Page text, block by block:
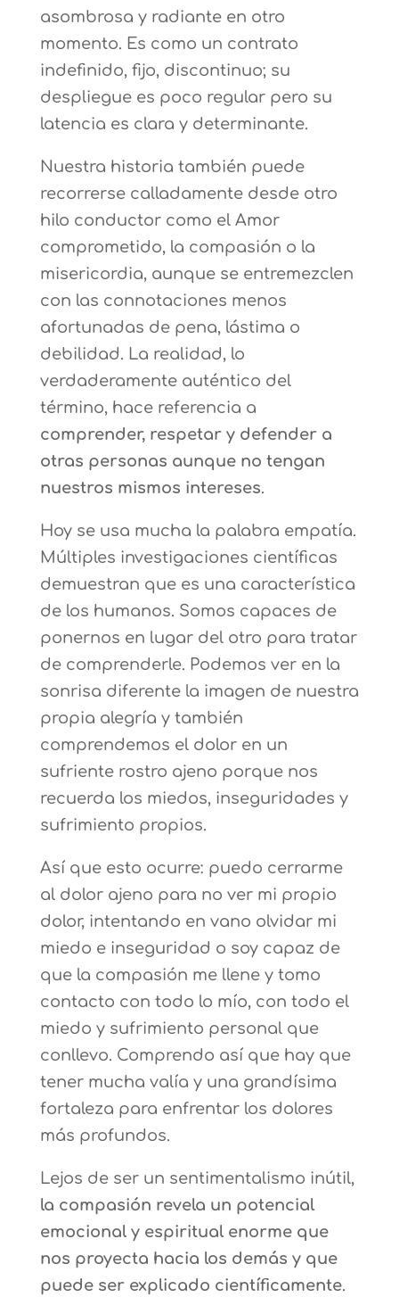
asombrosa y radiante en otro
momento. Es como un contrato
indefinido, fijo, discontinuo; su
despliegue es poco regular pero su
latencia es clara y determinante.
Nuestra historia también puede
recorrerse calladamente desde otro
hilo conductor como el Amor
comprometido, la compasión o la
misericordia, aunque se entremezclen
con las connotaciones menos
afortunadas de pena, lástima o
debilidad. La realidad, lo
verdaderamente auténtico del
término, hace referencia a
comprender, respetar y defender a
otras personas aunque no tengan
nuestros mismos intereses.
Hoy se usa mucha la palabra empatía.
Múltiples investigaciones científicas
demuestran que es una característica
de los humanos. Somos capaces de
ponernos en lugar del otro para tratar
de comprenderle. Podemos ver en la
sonrisa diferente la imagen de nuestra
propia alegría y también
comprendemos el dolor en un
sufriente rostro ajeno porque nos
recuerda los miedos, inseguridades y
sufrimiento propios.
Así que esto ocurre: puedo cerrarme
al dolor ajeno para no ver mi propio
dolor, intentando en vano olvidar mi
miedo e inseguridad o soy capaz de
que la compasión me llene y tomo
contacto con todo lo mío, con todo el
miedo y sufrimiento personal que
conllevo. Comprendo así que hay que
tener mucha valía y una grandísima
fortaleza para enfrentar los dolores
más profundos.
Lejos de ser un sentimentalismo inútil,
la compasión revela un potencial
emocional y espiritual enorme que
nos proyecta hacia los demás y que
puede ser explicado científicamente.